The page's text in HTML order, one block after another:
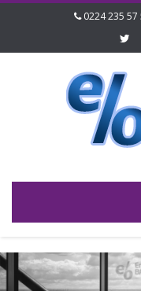
0224 235 57